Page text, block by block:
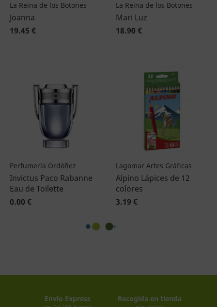
La Reina de los Botones
Joanna
19.45 €
La Reina de los Botones
Mari Luz
18.90 €
Perfumería Ordóñez
Invictus Paco Rabanne
Eau de Toilette
0.00 €
Lagomar Artes Gráficas
Alpino Lápices de 12
colores
3.19 €
Envio Express
Recogida en tienda